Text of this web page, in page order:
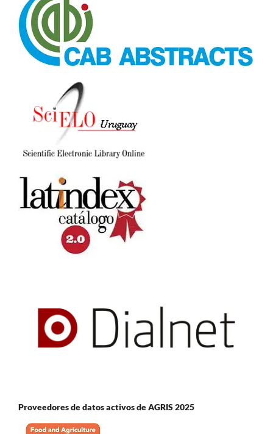
Proveedores de datos activos de AGRIS 2025